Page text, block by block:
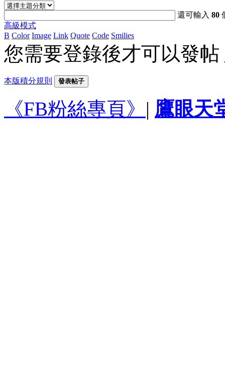
還可輸入80
高級模式
B Color Image Link Quote Code Smilies
您需要登錄後才可以發帖
本版積分規則 發表帖子
《FB粉絲專頁》 | 鷹眼天